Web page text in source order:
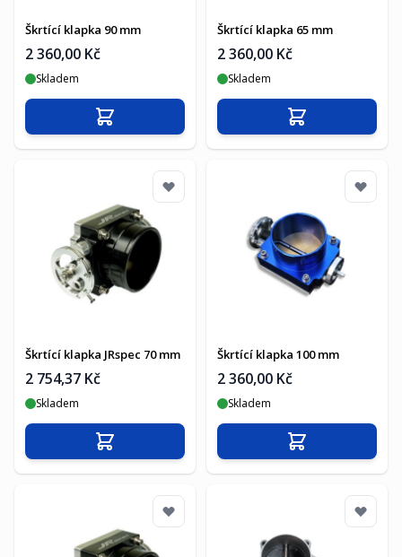
Škrtící klapka 90 mm
2 360,00 Kč
Skladem
Přidat do košíku
Škrtící klapka 65 mm
2 360,00 Kč
Skladem
Přidat do košíku
Škrtící klapka JRspec 70 mm
2 754,37 Kč
Skladem
Přidat do košíku
Škrtící klapka 100 mm
2 360,00 Kč
Skladem
Přidat do košíku